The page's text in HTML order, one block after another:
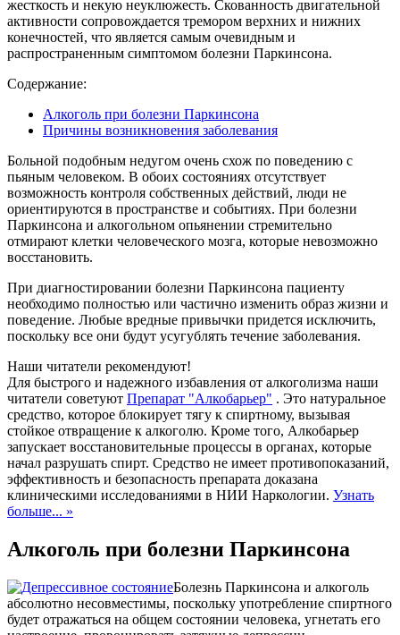
жесткость и некую неуклюжесть. Скованность двигательной
активности сопровождается тремором верхних и нижних
конечностей, что является самым очевидным и
распространенным симптомом болезни Паркинсона.
Содержание:
Алкоголь при болезни Паркинсона
Причины возникновения заболевания
Больной подобным недугом очень схож по поведению с
пьяным человеком. В обоих состояниях отсутствует
возможность контроля собственных действий, люди не
ориентируются в пространстве и событиях. При болезни
Паркинсона и алкогольном опьянении стремительно
отмирают клетки человеческого мозга, которые невозможно
восстановить.
При диагностировании болезни Паркинсона пациенту
необходимо полностью или частично изменить образ жизни и
поведение. Любые вредные привычки придется исключить,
поскольку все они будут усугублять течение заболевания.
Наши читатели рекомендуют!
Для быстрого и надежного избавления от алкоголизма наши
читатели советуют Препарат "Алкобарьер" . Это натуральное
средство, которое блокирует тягу к спиртному, вызывая
стойкое отвращение к алкоголю. Кроме того, Алкобарьер
запускает восстановительные процессы в органах, которые
начал разрушать спирт. Средство не имеет противопоказаний,
эффективность и безопасность препарата доказана
клиническими исследованиями в НИИ Наркологии. Узнать
больше... »
Алкоголь при болезни Паркинсона
Болезнь Паркинсона и алкоголь
абсолютно несовместимы, поскольку употребление спиртного
будет отражаться на общем состоянии человека, угнетать его